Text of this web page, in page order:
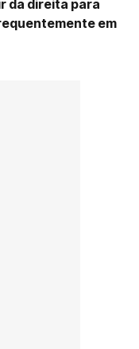
da direita para
em